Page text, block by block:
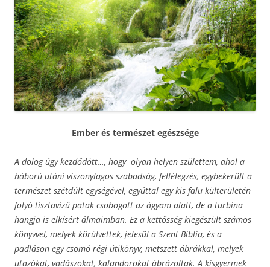
Ember és természet egészsége
A dolog úgy kezdődött…, hogy olyan helyen születtem, ahol a
háború utáni viszonylagos szabadság, fellélegzés, egybekerült a
természet szétdúlt egységével, egyúttal egy kis falu külterületén
folyó tisztavizű patak csobogott az ágyam alatt, de a turbina
hangja is elkísért álmaimban. Ez a kettősség kiegészült számos
könyvvel, melyek körülvettek, jelesül a Szent Biblia, és a
padláson egy csomó régi útikönyv, metszett ábrákkal, melyek
utazókat, vadászokat, kalandorokat ábrázoltak. A kisgyermek